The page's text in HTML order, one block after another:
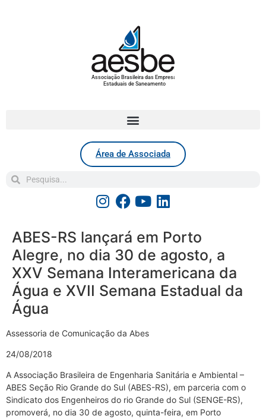
Associação Brasileira das Empresas
Estaduais de Saneamento
Área de Associada
ABES-RS lançará em Porto
Alegre, no dia 30 de agosto, a
XXV Semana Interamericana da
Água e XVII Semana Estadual da
Água
Assessoria de Comunicação da Abes
24/08/2018
A Associação Brasileira de Engenharia Sanitária e Ambiental –
ABES Seção Rio Grande do Sul (ABES-RS), em parceria com o
Sindicato dos Engenheiros do rio Grande do Sul (SENGE-RS),
promoverá, no dia 30 de agosto, quinta-feira, em Porto